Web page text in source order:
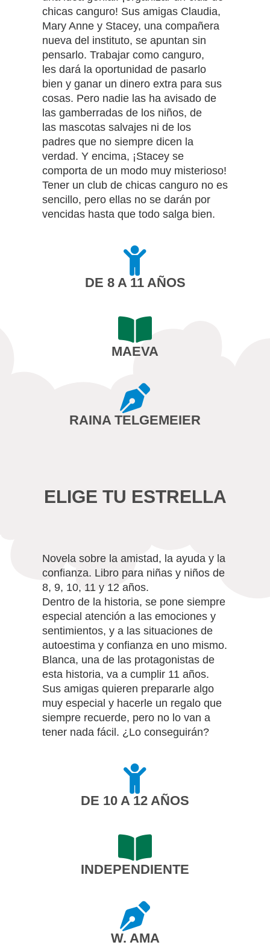
chicas canguro! Sus amigas Claudia,
Mary Anne y Stacey, una compañera
nueva del instituto, se apuntan sin
pensarlo. Trabajar como canguro,
les dará la oportunidad de pasarlo
bien y ganar un dinero extra para sus
cosas. Pero nadie las ha avisado de
las gamberradas de los niños, de
las mascotas salvajes ni de los
padres que no siempre dicen la
verdad. Y encima, ¡Stacey se
comporta de un modo muy misterioso!
Tener un club de chicas canguro no es
sencillo, pero ellas no se darán por
vencidas hasta que todo salga bien.
DE 8 A 11 AÑOS
MAEVA
RAINA TELGEMEIER
ELIGE TU ESTRELLA
Novela sobre la amistad, la ayuda y la
confianza. Libro para niñas y niños de
8, 9, 10, 11 y 12 años.
Dentro de la historia, se pone siempre
especial atención a las emociones y
sentimientos, y a las situaciones de
autoestima y confianza en uno mismo.
Blanca, una de las protagonistas de
esta historia, va a cumplir 11 años.
Sus amigas quieren prepararle algo
muy especial y hacerle un regalo que
siempre recuerde, pero no lo van a
tener nada fácil. ¿Lo conseguirán?
DE 10 A 12 AÑOS
INDEPENDIENTE
W. AMA